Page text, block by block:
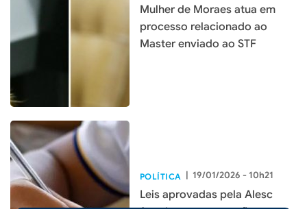
Mulher de Moraes atua em
processo relacionado ao
Master enviado ao STF
POLÍTICA | 19/01/2026 - 10h21
Leis aprovadas pela Alesc